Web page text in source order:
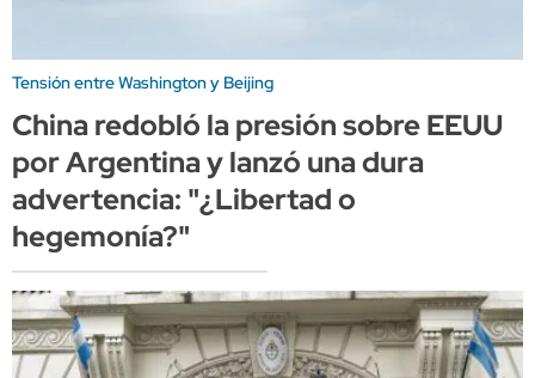
Tensión entre Washington y Beijing
China redobló la presión sobre EEUU
por Argentina y lanzó una dura
advertencia: "¿Libertad o
hegemonía?"